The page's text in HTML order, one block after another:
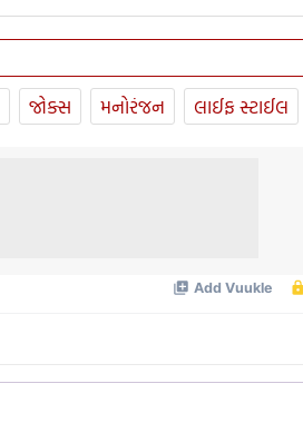
જોક્સ મનોરંજન લાઈફ સ્ટાઈલ